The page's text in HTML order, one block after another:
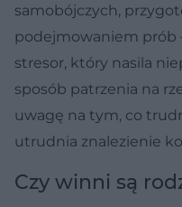
samobójczych,
podejmowaniem prób
stresor, który nasila
sposób patrzenia na
uwagę na tym, co
utrudnia znalezienie
Czy winni są